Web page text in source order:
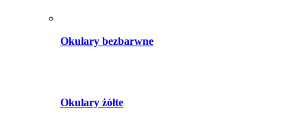
Okulary bezbarwne
Okulary żółte